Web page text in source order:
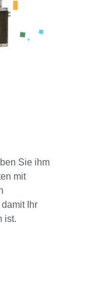
Sie ihm
mit
Ihr
ist.